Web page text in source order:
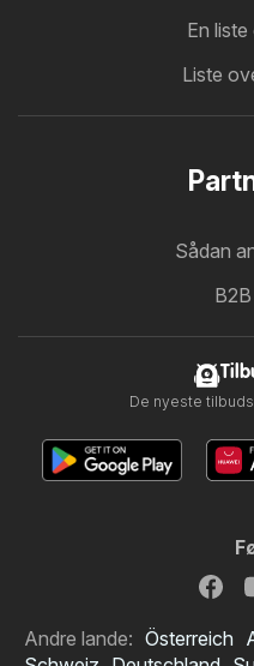
En
Liste
Sådan
De nyeste
Andre lande: Österreich